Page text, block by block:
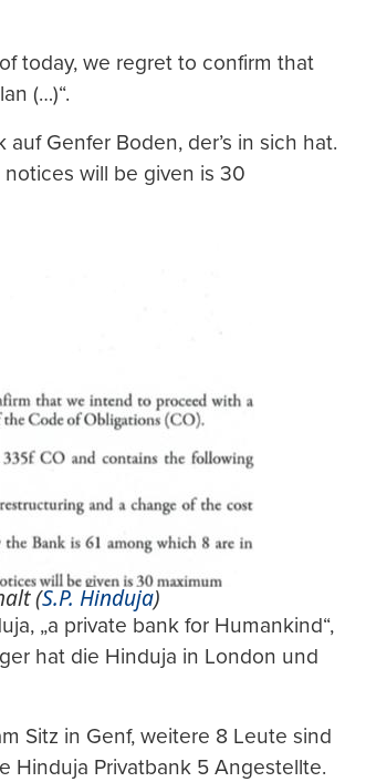
today, we regret to confirm that
(…)“.
Genfer Boden, der’s in sich hat.
will be given is 30
(S.P. Hinduja)
„a private bank for Humankind“,
hat die Hinduja in London und
Sitz in Genf, weitere 8 Leute sind
Hinduja Privatbank 5 Angestellte.